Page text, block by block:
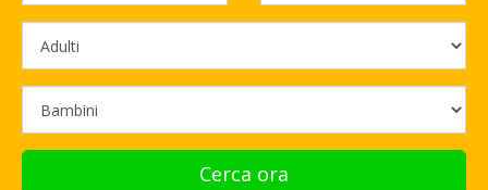
Cerca ora